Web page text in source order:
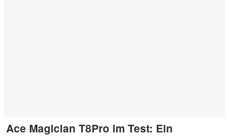
Ace Magician T8Pro im Test: Ein